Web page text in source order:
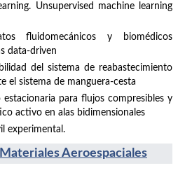
Unsupervised machine learning
fluidomecánicos y biomédicos
data-driven
del sistema de reabastecimiento
el sistema de manguera-cesta
estacionaria para flujos compresibles y
activo en alas bidimensionales
experimental.
Aeroespaciales